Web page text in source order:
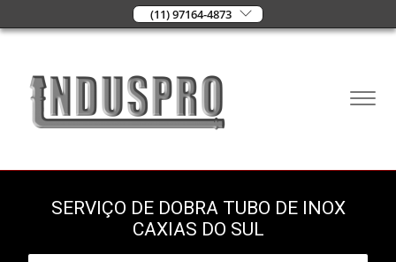
(11) 97164-4873
SERVIÇO DE DOBRA TUBO DE INOX
CAXIAS DO SUL